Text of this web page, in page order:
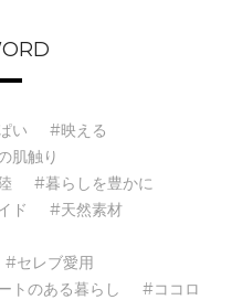
い
#映える
肌触り
#暮らしを豊かに
ド
#天然素材
#セレブ愛用
トのある暮らし
#ココロ